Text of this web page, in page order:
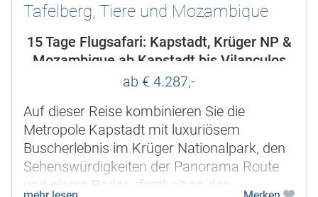
Tafelberg, Tiere und Mozambique
15 Tage Flugsafari: Kapstadt, Krüger NP &
Mozambique ab Kapstadt bis Vilanculos
ab € 4.287,-
Auf dieser Reise kombinieren Sie die
Metropole Kapstadt mit luxuriösem
Buscherlebnis im Krüger Nationalpark, den
Sehenswürdigkeiten der Panorama Route
und einem Badeaufenthalt an den